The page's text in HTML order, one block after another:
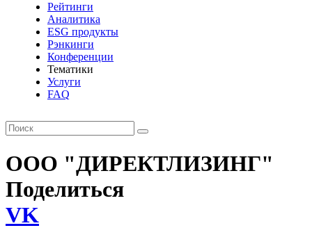
Рейтинги
Аналитика
ESG продукты
Рэнкинги
Конференции
Тематики
Услуги
FAQ
ООО "ДИРЕКТЛИЗИНГ"
Поделиться
VK